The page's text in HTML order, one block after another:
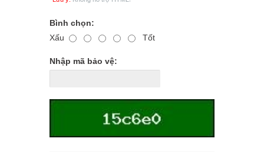
Bình chọn:
Xấu
Tốt
Nhập mã bảo vệ: